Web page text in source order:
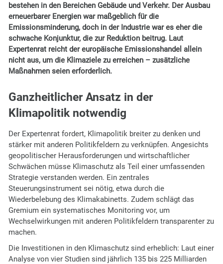
bestehen in den Bereichen Gebäude und Verkehr. Der Ausbau
erneuerbarer Energien war maßgeblich für die
Emissionsminderung, doch in der Industrie war es eher die
schwache Konjunktur, die zur Reduktion beitrug. Laut
Expertenrat reicht der europäische Emissionshandel allein
nicht aus, um die Klimaziele zu erreichen – zusätzliche
Maßnahmen seien erforderlich.
Ganzheitlicher Ansatz in der
Klimapolitik notwendig
Der Expertenrat fordert, Klimapolitik breiter zu denken und
stärker mit anderen Politikfeldern zu verknüpfen. Angesichts
geopolitischer Herausforderungen und wirtschaftlicher
Schwächen müsse Klimaschutz als Teil einer umfassenden
Strategie verstanden werden. Ein zentrales
Steuerungsinstrument sei nötig, etwa durch die
Wiederbelebung des Klimakabinetts. Zudem schlägt das
Gremium ein systematisches Monitoring vor, um
Wechselwirkungen mit anderen Politikfeldern transparenter zu
machen.
Die Investitionen in den Klimaschutz sind erheblich: Laut einer
Analyse von vier Studien sind jährlich 135 bis 225 Milliarden